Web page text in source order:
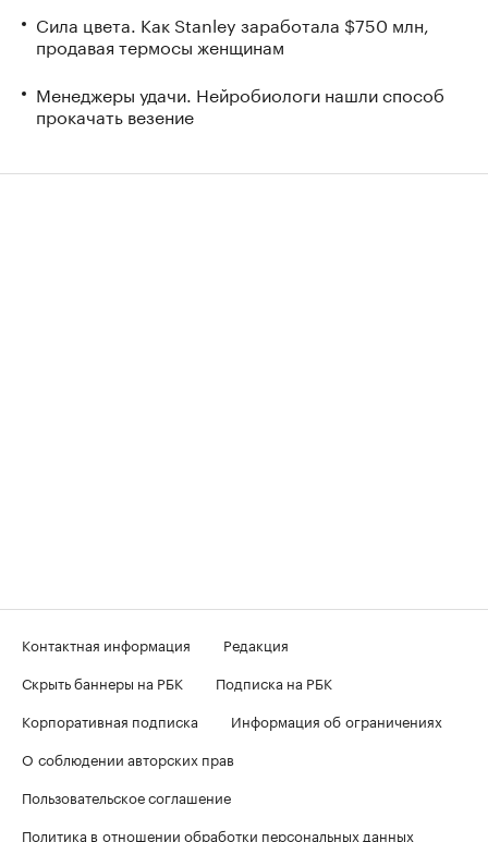
Сила цвета. Как Stanley заработала $750 млн,
продавая термосы женщинам
Менеджеры удачи. Нейробиологи нашли способ
прокачать везение
Контактная информация
Редакция
Скрыть баннеры на РБК
Подписка на РБК
Корпоративная подписка
Информация об ограничениях
О соблюдении авторских прав
Пользовательское соглашение
Политика в отношении обработки персональных данных